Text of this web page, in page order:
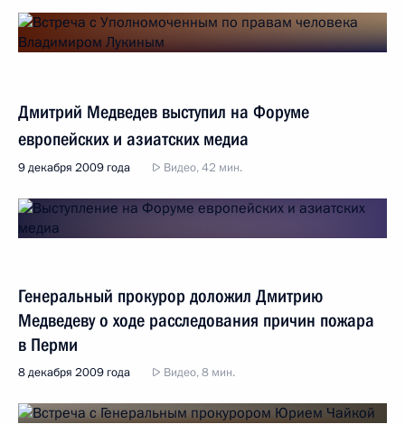
Дмитрий Медведев выступил на Форуме
европейских и азиатских медиа
9 декабря 2009 года Видео, 42 мин.
Генеральный прокурор доложил Дмитрию
Медведеву о ходе расследования причин пожара
в Перми
8 декабря 2009 года Видео, 8 мин.